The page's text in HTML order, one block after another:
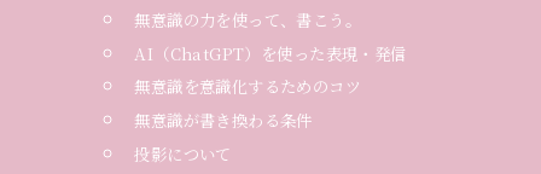
無意識の力を使って、書こう。
AI（ChatGPT）を使った表現・発信
無意識を意識化するためのコツ
無意識が書き換わる条件
投影について